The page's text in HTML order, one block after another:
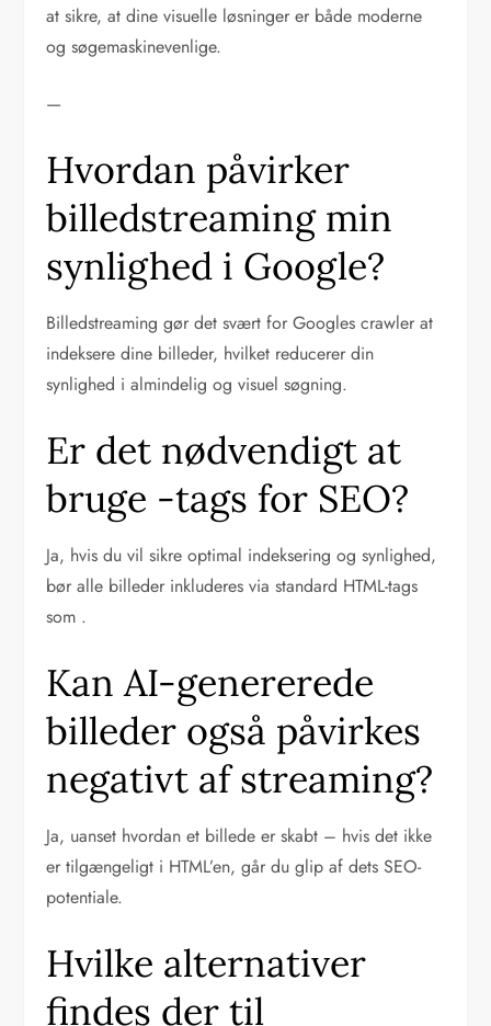
at sikre, at dine visuelle løsninger er både moderne
og søgemaskinevenlige.
—
Hvordan påvirker
billedstreaming min
synlighed i Google?
Billedstreaming gør det svært for Googles crawler at
indeksere dine billeder, hvilket reducerer din
synlighed i almindelig og visuel søgning.
Er det nødvendigt at
bruge -tags for SEO?
Ja, hvis du vil sikre optimal indeksering og synlighed,
bør alle billeder inkluderes via standard HTML-tags
som .
Kan AI-genererede
billeder også påvirkes
negativt af streaming?
Ja, uanset hvordan et billede er skabt – hvis det ikke
er tilgængeligt i HTML’en, går du glip af dets SEO-
potentiale.
Hvilke alternativer
findes der til